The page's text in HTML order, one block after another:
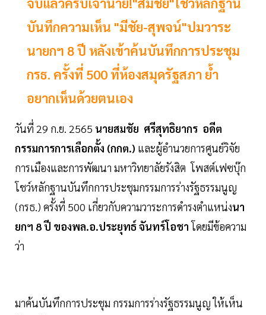
บันทึกความเห็น "มีชัย-สุพจน์"ปมวาระ
นายกฯ 8 ปี หลังเข้าค้นบันทึกการประชุม
กรธ. ครั้งที่ 500 ที่ห้องสมุดรัฐสภา ย้ำ
อยากเห็นด้วยตนเอง
วันที่ 29 ก.ย. 2565 นายสมชัย ศรีสุทธิยากร อดีต
กรรมการการเลือกตั้ง (กกต.) และผู้อำนวยการศูนย์วิจัย
การเมืองและการพัฒนา มหาวิทยาลัยรังสิต โพสต์เฟซบุ๊ก
โชว์หลักฐานบันทึกการประชุมกรรมการร่างรัฐธรรมนูญ
(กรธ.) ครั้งที่ 500 เกี่ยวกับความวาระการดำรงตำแหน่งนา
ยกฯ 8 ปี ของพล.อ.ประยุทธ์ จันทร์โอชาโดยมีข้อความ
ว่า
มาค้นบันทึกการประชุม กรรมการร่างรัฐธรรมนูญ ให้เห็น